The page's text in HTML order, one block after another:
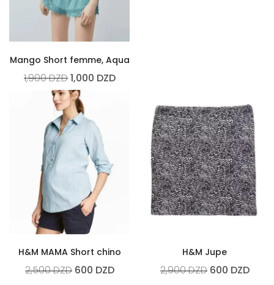
Mango Short femme, Aqua
1,900DZD1,000 DZD
H&M MAMA Short chino
2,500DZD 600 DZD
H&M Jupe
2,900DZD 600 DZD